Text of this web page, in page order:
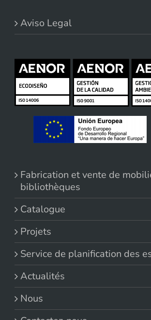
Aviso Legal
Fabrication et vente de
bibliothèques
Catalogue
Projets
Service de planification des
Actualités
Nous